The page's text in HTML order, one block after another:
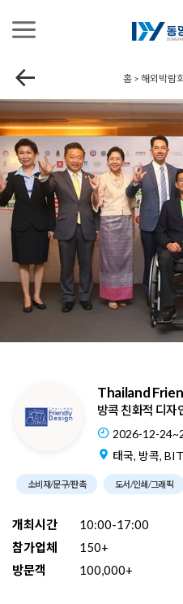
홈 > 해외박람
Thailand
방콕 친화적 디자
2026-12-
태국, 방콕,
소비재/문구/판촉 도서/인쇄/그래픽
개최시간
10:00-17:00
참가업체
150+
방문객
100,000+